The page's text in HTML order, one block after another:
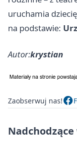
uruchamia
na podstawie:
Autor:krystian
Zaobserwuj nas!